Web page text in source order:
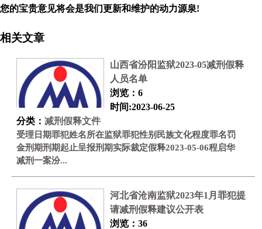
您的宝贵意见将会是我们更新和维护的动力源泉!
相关文章
山西省汾阳监狱2023-05减刑假释
人员名单
浏览：6
时间:2023-06-25
分类： 减刑假释文件
受理日期罪犯姓名所在监狱罪犯性别民族文化程度罪名罚
金刑期刑期起止呈报刑期实际裁定假释2023-05-06程启华
减刑一案汾...
河北省沧南监狱2023年1月罪犯提
请减刑假释建议公开表
浏览：36